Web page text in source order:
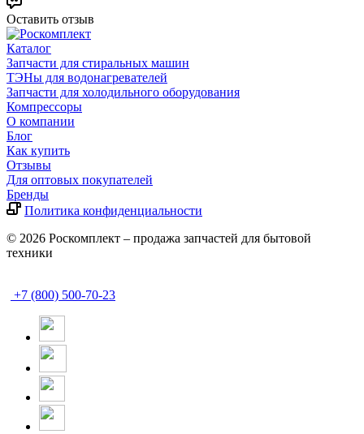
Оставить отзыв
Каталог
Запчасти для стиральных машин
ТЭНы для водонагревателей
Запчасти для холодильного оборудования
Компрессоры
О компании
Блог
Как купить
Отзывы
Для оптовых покупателей
Бренды
Политика конфиденциальности
© 2026 Роскомплект – продажа запчастей для бытовой
техники
+7 (800) 500-70-23